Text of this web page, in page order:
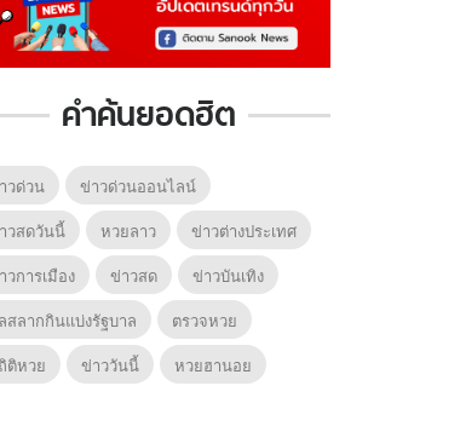
คำค้นยอดฮิต
วด่วน
ข่าวด่วนออนไลน์
วสดวันนี้
หวยลาว
ข่าวต่างประเทศ
วการเมือง
ข่าวสด
ข่าวบันเทิง
สลากกินแบ่งรัฐบาล
ตรวจหวย
ติหวย
ข่าววันนี้ หวยฮานอย